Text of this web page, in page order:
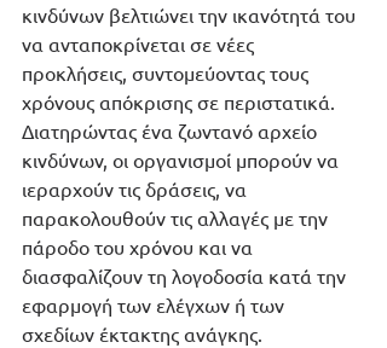
κινδύνων βελτιώνει την ικανότητά του
να ανταποκρίνεται σε νέες
προκλήσεις, συντομεύοντας τους
χρόνους απόκρισης σε περιστατικά.
Διατηρώντας ένα ζωντανό αρχείο
κινδύνων, οι οργανισμοί μπορούν να
ιεραρχούν τις δράσεις, να
παρακολουθούν τις αλλαγές με την
πάροδο του χρόνου και να
διασφαλίζουν τη λογοδοσία κατά την
εφαρμογή των ελέγχων ή των
σχεδίων έκτακτης ανάγκης.